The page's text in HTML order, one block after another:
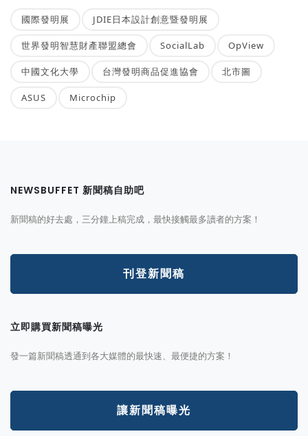
國際發明展 JDIE日本設計創意暨發明展
世界發明智慧財產聯盟總會 SocialLab OpView
中國文化大學 台灣發明商品促進協會 北市圖
ASUS Microchip
NEWSBUFFET 新聞稿自助吧
新聞稿的好去處，三分鐘上稿完成，最快接觸最多讀者的方案！
刊登新聞稿
立即購買新聞稿曝光
發一篇新聞稿透通到各大媒體的最快速、最便捷的方案！
讓新聞稿曝光